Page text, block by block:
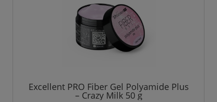
Excellent PRO Fiber Gel Polyamide Plus
– Crazy Milk 50 g